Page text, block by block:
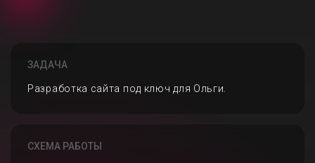
ЗАДАЧА
Разработка сайта под ключ для Ольги.
СХЕМА РАБОТЫ